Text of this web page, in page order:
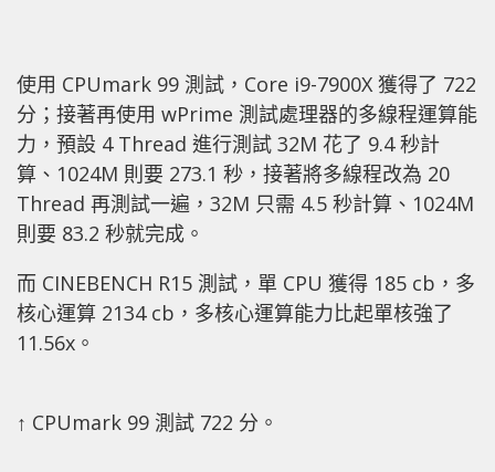
使用 CPUmark 99 測試，Core i9-7900X 獲得了 722
分；接著再使用 wPrime 測試處理器的多線程運算能
力，預設 4 Thread 進行測試 32M 花了 9.4 秒計
算、1024M 則要 273.1 秒，接著將多線程改為 20
Thread 再測試一遍，32M 只需 4.5 秒計算、1024M
則要 83.2 秒就完成。
而 CINEBENCH R15 測試，單 CPU 獲得 185 cb，多
核心運算 2134 cb，多核心運算能力比起單核強了
11.56x。
↑ CPUmark 99 測試 722 分。